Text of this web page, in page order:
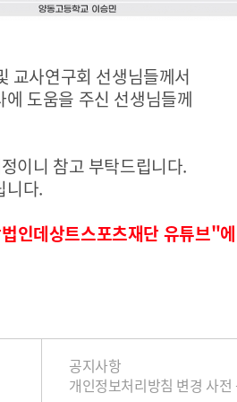
교사연구회 선생님들께서
도움을 주신 선생님들께
이니 참고 부탁드립니다.
니다.
인데상트스포츠재단 유튜브"
공지사항
개인정보처리방침 변경 사전